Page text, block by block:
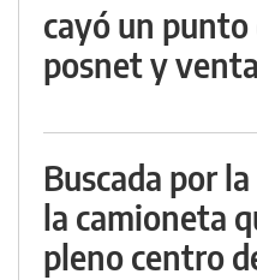
cayó un punto
posnet y
Buscada por
la camioneta
pleno centro